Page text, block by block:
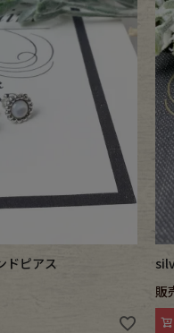
ドピアス
販